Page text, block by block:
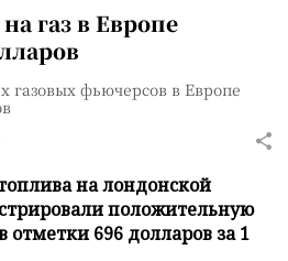
газ в Европе
газовых фьючерсов в Европе
на лондонской
положительную
696 долларов за 1